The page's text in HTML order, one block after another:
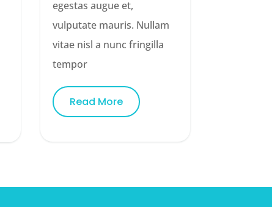
egestas augue et,
vulputate mauris. Nullam
vitae nisl a nunc fringilla
tempor
Read More